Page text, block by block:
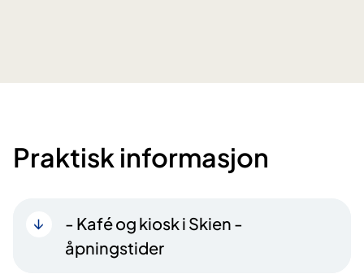
Praktisk informasjon
- Kafé og kiosk i Skien -
åpningstider